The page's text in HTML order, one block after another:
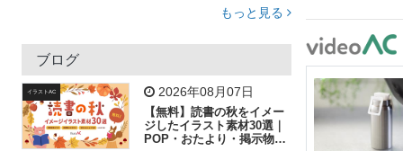
トラック 木
吹き出し
飛行機 グラフ ビル 魚 家族 書類
歩く 工場 会社 太陽 キラキラ
もっと見る
ブログ
イラストAC 2026年08月07日
【無料】読書の秋をイメー
ジしたイラスト素材30選｜
POP・おたより・掲示物に